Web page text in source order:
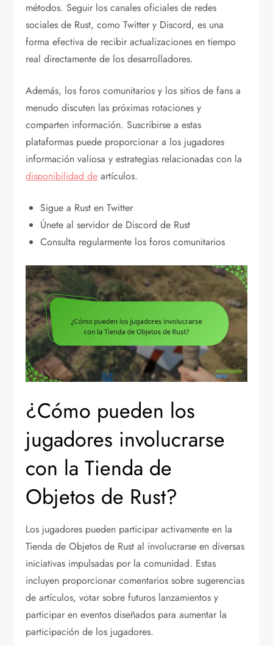
métodos. Seguir los canales oficiales de redes
sociales de Rust, como Twitter y Discord, es una
forma efectiva de recibir actualizaciones en tiempo
real directamente de los desarrolladores.
Además, los foros comunitarios y los sitios de fans a
menudo discuten las próximas rotaciones y
comparten información. Suscribirse a estas
plataformas puede proporcionar a los jugadores
información valiosa y estrategias relacionadas con la
disponibilidad de artículos.
Sigue a Rust en Twitter
Únete al servidor de Discord de Rust
Consulta regularmente los foros comunitarios
¿Cómo pueden los
jugadores involucrarse
con la Tienda de
Objetos de Rust?
Los jugadores pueden participar activamente en la
Tienda de Objetos de Rust al involucrarse en diversas
iniciativas impulsadas por la comunidad. Estas
incluyen proporcionar comentarios sobre sugerencias
de artículos, votar sobre futuros lanzamientos y
participar en eventos diseñados para aumentar la
participación de los jugadores.